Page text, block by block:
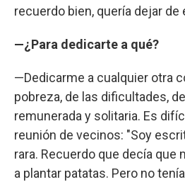
recuerdo bien, quería dejar de
—¿Para dedicarte a qué?
—Dedicarme a cualquier otra
pobreza, de las dificultades,
remunerada y solitaria. Es
reunión de vecinos: "Soy
rara. Recuerdo que decía que
a plantar patatas. Pero no